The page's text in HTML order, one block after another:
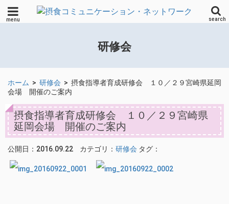
menu search
研修会
ホーム > 研修会 > 摂食指導者育成研修会 １０／２９宮崎県延岡
会場 開催のご案内
摂食指導者育成研修会 １０／２９宮崎県
延岡会場 開催のご案内
公開日：2016.09.22 カテゴリ： 研修会 タグ：